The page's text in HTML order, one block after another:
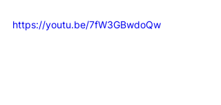
https://youtu.be/7fW3GBwdoQw